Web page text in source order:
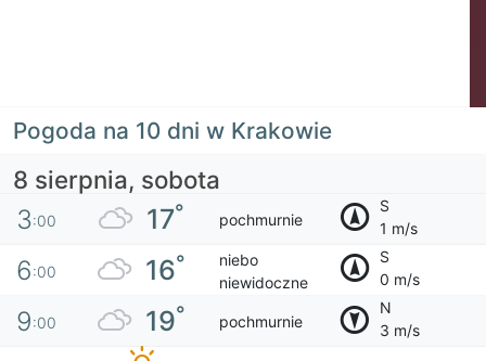
Pogoda na 10 dni w Krakowie
8 sierpnia, sobota
3:00 17° pochmurnie
S
1 m/s
6:00 16°
niebo
niewidoczne
S
0 m/s
9:00 19° pochmurnie
N
3 m/s